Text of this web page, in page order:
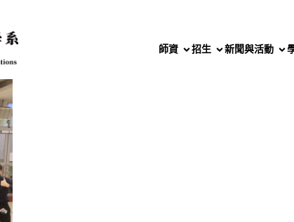
師資 招生 新聞與活動